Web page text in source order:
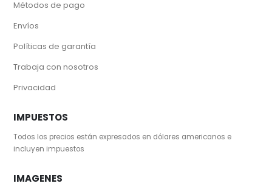
Métodos de pago
Envíos
Políticas de garantía
Trabaja con nosotros
Privacidad
IMPUESTOS
Todos los precios están expresados en dólares americanos e
incluyen impuestos
IMAGENES